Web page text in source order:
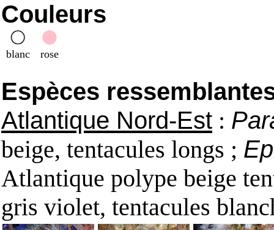
Couleurs
blanc rose
Espèces
Atlantique Nord-Est :
beige, tentacules longs ;
Atlantique polype beige
gris violet, tentacules